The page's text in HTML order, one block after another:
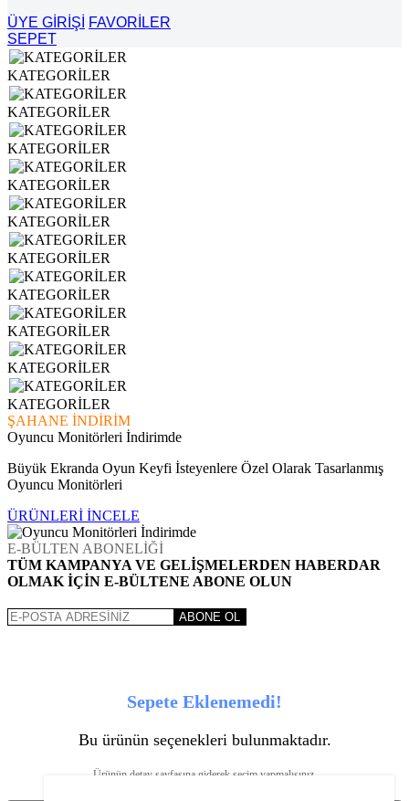
ÜYE GİRİŞİ
FAVORİLER
SEPET
KATEGORİLER
KATEGORİLER
KATEGORİLER
KATEGORİLER
KATEGORİLER
KATEGORİLER
KATEGORİLER
KATEGORİLER
KATEGORİLER
KATEGORİLER
ŞAHANE İNDİRİM
Oyuncu Monitörleri İndirimde
Büyük Ekranda Oyun Keyfi İsteyenlere Özel Olarak Tasarlanmış
Oyuncu Monitörleri
ÜRÜNLERİ İNCELE
E-BÜLTEN ABONELİĞİ
TÜM KAMPANYA VE GELİŞMELERDEN HABERDAR
OLMAK İÇİN E-BÜLTENE ABONE OLUN
ABONE OL
Sepete Eklenemedi!
Bu ürünün seçenekleri bulunmaktadır.
Ürünün detay sayfasına giderek seçim yapmalısınız.